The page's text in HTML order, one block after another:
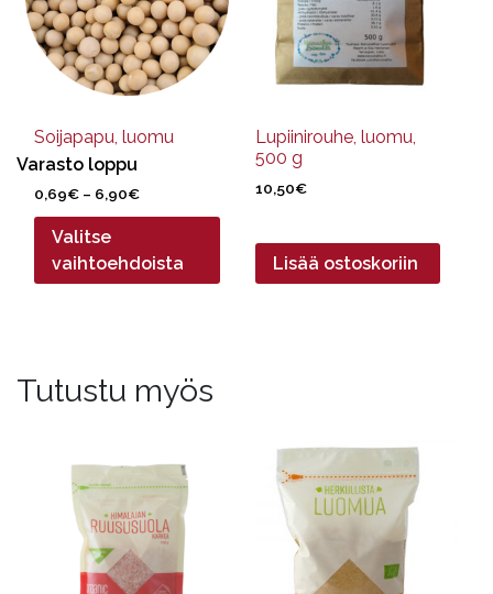
Soijapapu, luomu
Varasto loppu
0,69€ – 6,90€Hintaluokka:
0,69€
6,90€
Valitse
vaihtoehdoista
Voit
tehdä
valinnat
sivulla.
Lupiinirouhe, luomu,
500 g
10,50€
Lisää ostoskoriin
Tutustu myös